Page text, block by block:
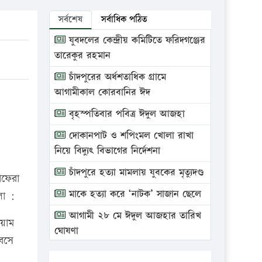
:
সর্বশেষ সর্বাধিক পঠিত
যুবদলের কেন্দ্রীয় কমিটিতে ফরিদগঞ্জের
তারেকুর রহমান
চাঁদপুরের অর্ধশতাধিক গ্রামে
আগামীকাল কোরবানির ঈদ
বৃহস্পতিবার পবিত্র ঈদুল আজহা
দোকানপাট ও শপিংমল খোলা রাখা
নিয়ে বিদ্যুৎ বিভাগের নির্দেশনা
চাঁদপুরে হত্যা মামলায় যুবকের মৃত্যুদণ্ড
মাকে হত্যা করে ‘নাটক’ সাজান ছেলে
আগামী ২৮ মে ঈদুল আজহার তারিখ
ঘোষণা